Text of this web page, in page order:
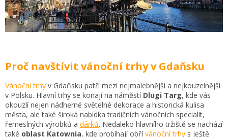
Proč navštívit vánoční trhy v Gdaňsku
Vánoční trhy v Gdaňsku patří mezi nejmalebnější a nejkouzelnější
v Polsku. Hlavní trhy se konají na náměstí Dlugi Targ, kde vás
okouzlí nejen nádherné světelné dekorace a historická kulisa
města, ale také široká nabídka tradičních vánočních specialit,
řemeslných výrobků a dárků. Nedaleko hlavního tržiště se nachází
také oblast Katownia, kde probíhají obřívánoční trhy s ještě